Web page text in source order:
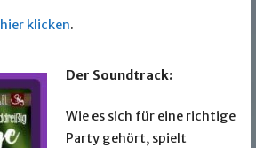
hier klicken.
Der Soundtrack:
Wie es sich für eine richtige
Party gehört, spielt